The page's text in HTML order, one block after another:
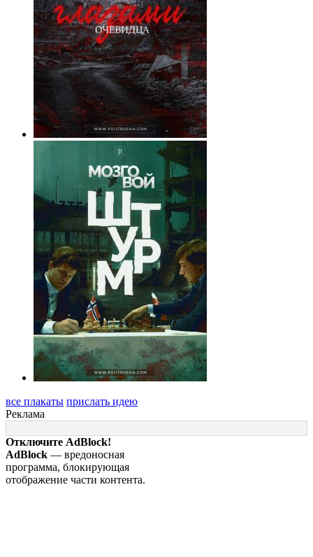
все плакаты прислать идею
Реклама
Отключите AdBlock!
AdBlock — вредоносная
программа, блокирующая
отображение части контента.